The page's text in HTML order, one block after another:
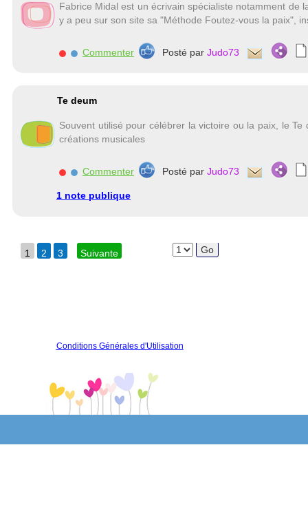
Fabrice Midal est un écrivain spécialiste notamment de
y a peu sur son site sa "Méthode Foutez-vous la paix",
Commenter Posté par Judo73
Te deum
Souvent utilisé pour célébrer la victoire ou la paix, le
créations musicales
Commenter Posté par Judo73
1 note publique
1 2 3 Suivante
Conditions Générales d'Utilisation